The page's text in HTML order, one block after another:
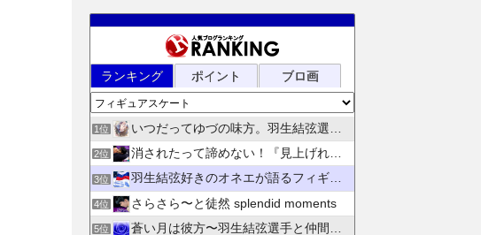
ランキング ポイント ブロ画
1位 いつだってゆづの味方。羽生結弦選手応援団 紫色のブログ
2位 消されたって諦めない！『見上げれば、青空 』別館
3位 羽生結弦好きのオネエが語るフィギュアスケート
4位 さらさら〜と徒然 splendid moments
5位 蒼い月は彼方〜羽生結弦選手と仲間たちの日々を花束にして〜